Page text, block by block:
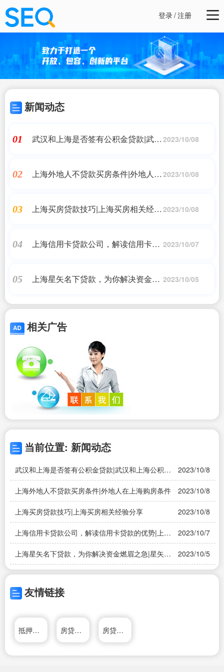
登录/注册
新闻动态
01
武汉和上海是否签有公积金贷款|武汉2023/10/08
02
上海外地人不贷款买房条件|外地人在2023/10/08
03
上海买房贷款技巧|上海买房相关经验2023/10/08
04
上海信用卡贷款公司，解读信用卡贷 2023/10/07
05
上海星矢名下贷款，为你解决资金燃 2023/10/05
相关广告
当前位置: 新闻动态
武汉和上海是否签有公积金贷款|武汉和上海公积金
贷款政策
2023/10/8
上海外地人不贷款买房条件|外地人在上海购房条件 2023/10/8
上海买房贷款技巧|上海买房相关经验分享 2023/10/8
上海信用卡贷款公司，解读信用卡贷款的优势|上海
信用卡贷款公司，信用卡贷款利率比较
2023/10/7
上海星矢名下贷款，为你解决资金燃眉之急|星矢名
下贷款解析及申请要点
2023/10/5
友情链接
抵押车交易网 房贷计算器 房贷计算器